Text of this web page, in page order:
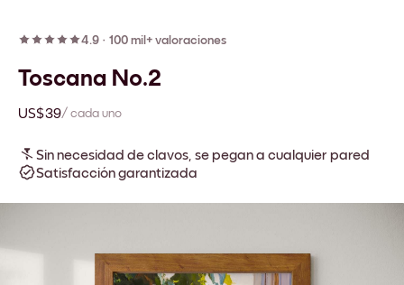
4.9 · 100 mil+ valoraciones
Toscana No.2
US$39/ cada uno
Sin necesidad de clavos, se pegan a cualquier pared
Satisfacción garantizada